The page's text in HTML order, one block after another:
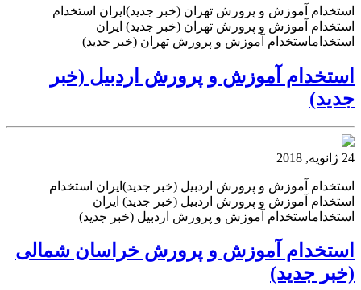
استخدام آموزش و پرورش تهران (خبر جدید)ایران استخدام
استخدام آموزش و پرورش تهران (خبر جدید) ایران
استخداماستخدام آموزش و پرورش تهران (خبر جدید)
استخدام آموزش و پرورش اردبیل (خبر
جدید)
24 ژانویه, 2018
استخدام آموزش و پرورش اردبیل (خبر جدید)ایران استخدام
استخدام آموزش و پرورش اردبیل (خبر جدید) ایران
استخداماستخدام آموزش و پرورش اردبیل (خبر جدید)
استخدام آموزش و پرورش خراسان شمالی
(خبر جدید)